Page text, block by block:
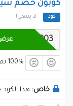
كوبون خصم
كود لا ينتهي!
CP03 عرض
100% تم بنجاح
خاص: هذا